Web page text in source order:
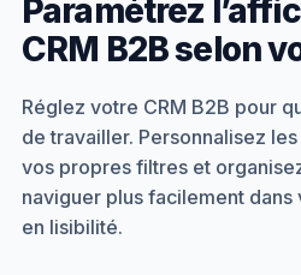
Paramétrez
CRM B2B selon
Réglez votre CRM B2B pour
de travailler. Personnalisez
vos propres filtres et
naviguer plus facilement
en lisibilité.